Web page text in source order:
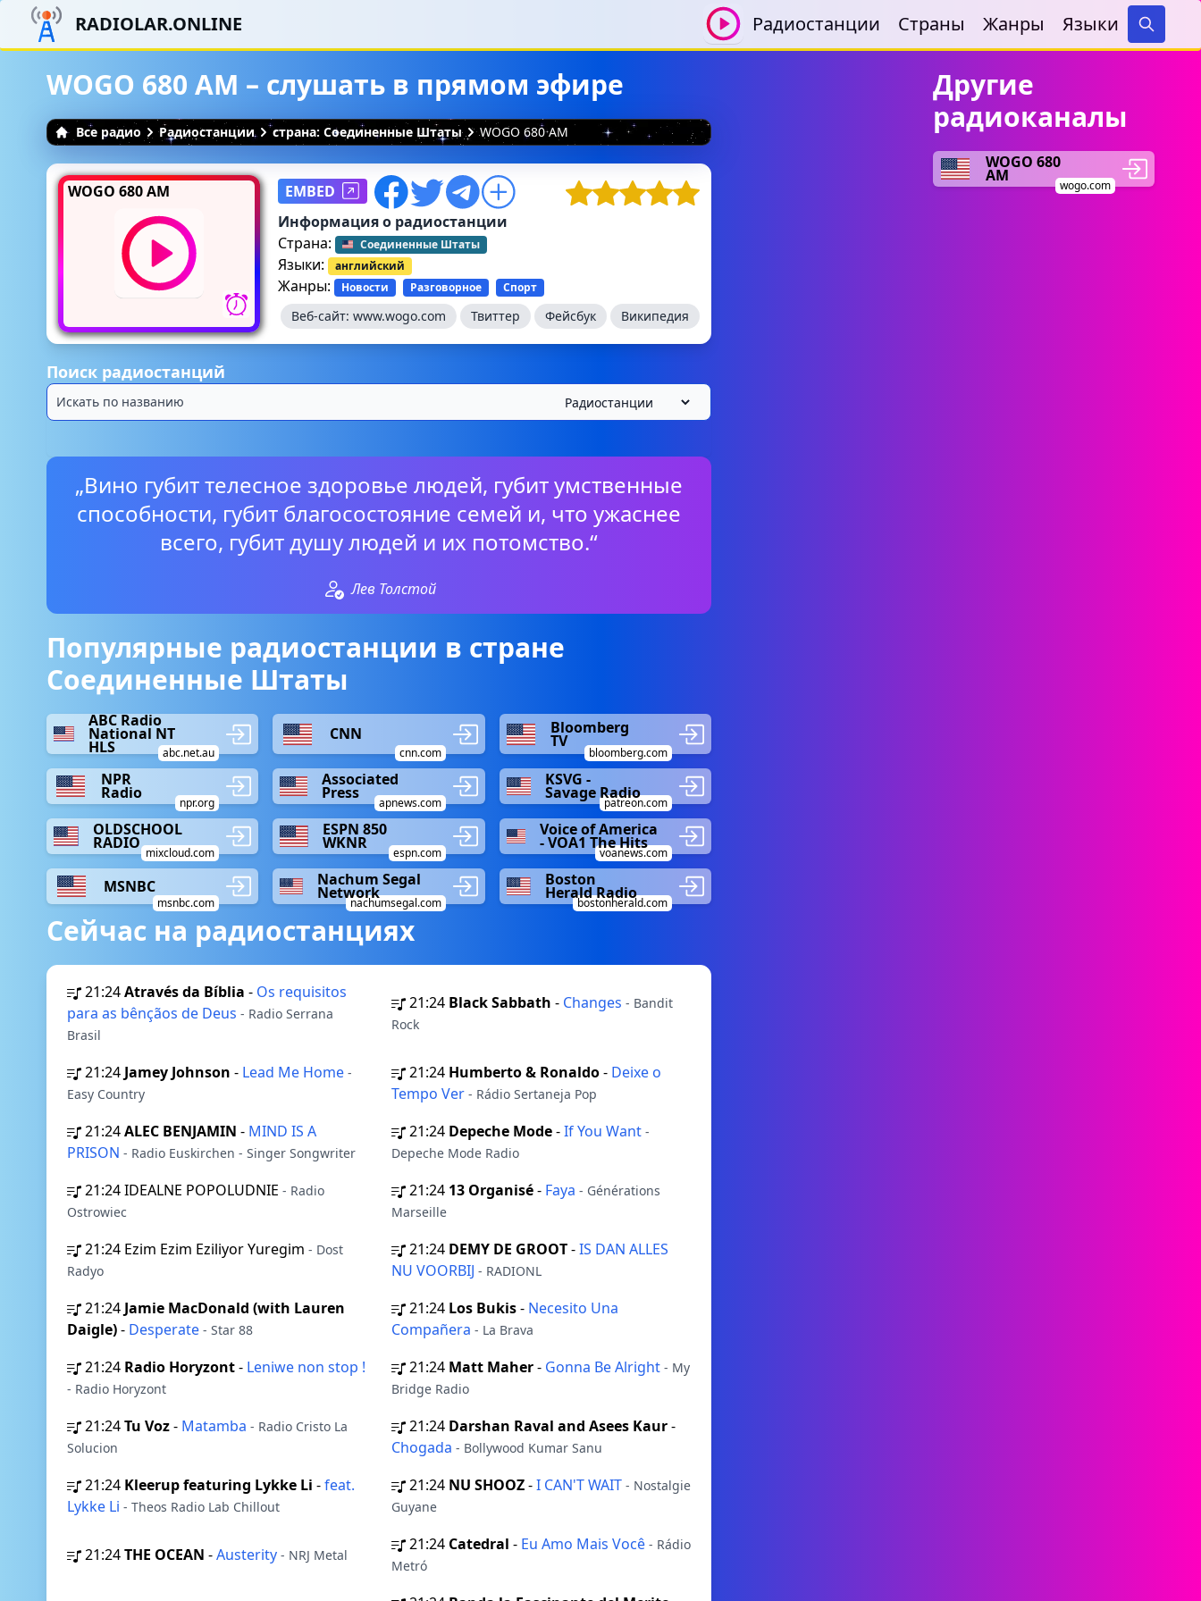
RADIOLAR.ONLINE Радиостанции Страны Жанры Языки
Search
WOGO 680 AM – слушать в прямом эфире
Все радио Радиостанции страна: Соединенные Штаты WOGO 680 AM
WOGO 680 AM
EMBED
Информация о радиостанции
Страна:
Соединенные Штаты
Языки: английский
Жанры: Новости Разговорное Спорт
Веб-сайт: www.wogo.com Твиттер Фейсбук Википедия
Поиск радиостанций
„Вино губит телесное здоровье людей, губит умственные
способности, губит благосостояние семей и, что ужаснее
всего, губит душу людей и их потомство.“
Лев Толстой
Популярные радиостанции в стране
Соединенные Штаты
ABC Radio
National NT
HLS abc.net.au
CNN
cnn.com
Bloomberg
TV
bloomberg.com
NPR
Radio
npr.org
Associated
Press
apnews.com
KSVG -
Savage Radio
patreon.com
OLDSCHOOL
RADIO
mixcloud.com
ESPN 850
WKNR
espn.com
Voice of America
- VOA1 The Hits
voanews.com
MSNBC
msnbc.com
Nachum Segal
Network
nachumsegal.com
Boston
Herald Radio
bostonherald.com
Сейчас на радиостанциях
21:24Através da Bíblia - Os requisitos
para as bênçãos de Deus - Radio Serrana
Brasil
21:24 Black Sabbath - Changes - Bandit
Rock
21:24 Jamey Johnson - Lead Me Home -
Easy Country
21:24 Humberto & Ronaldo- Deixe o
Tempo Ver - Rádio Sertaneja Pop
21:24ALEC BENJAMIN - MIND IS A
PRISON - Radio Euskirchen - Singer Songwriter
21:24 Depeche Mode-If You Want -
Depeche Mode Radio
21:24IDEALNE POPOLUDNIE - Radio
Ostrowiec
21:24 13 Organisé- Faya - Générations
Marseille
21:24 Ezim Ezim Eziliyor Yuregim - Dost
Radyo
21:24 DEMY DE GROOT-IS DAN ALLES
NU VOORBIJ - RADIONL
21:24 Jamie MacDonald (with Lauren
Daigle)- Desperate - Star 88
21:24 Los Bukis- Necesito Una
Compañera - La Brava
21:24 Radio Horyzont- Leniwe non stop !
- Radio Horyzont
21:24 Matt Maher- Gonna Be Alright - My
Bridge Radio
21:24Tu Voz- Matamba - Radio Cristo La
Solucion
21:24 Darshan Raval and Asees Kaur-
Chogada - Bollywood Kumar Sanu
21:24 Kleerup featuring Lykke Li -feat.
Lykke Li - Theos Radio Lab Chillout
21:24 NU SHOOZ-I CAN'T WAIT - Nostalgie
Guyane
21:24THE OCEAN -Austerity - NRJ Metal
21:24 Catedral - Eu Amo Mais Você - Rádio
Metró
Другие
радиоканалы
WOGO 680
AM
wogo.com